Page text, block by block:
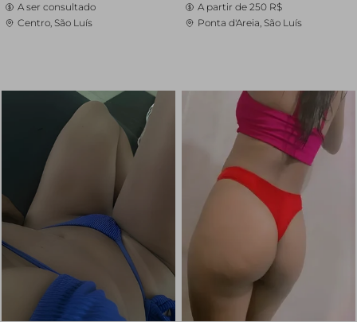
A ser consultado
Centro, São Luís
A partir de 250 R$
Ponta d'Areia, São Luís